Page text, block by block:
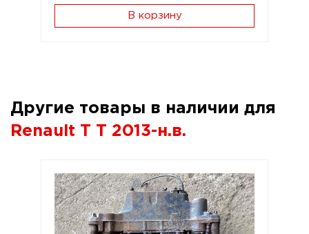
В корзину
Другие товары в наличии для
Renault T T 2013-н.в.